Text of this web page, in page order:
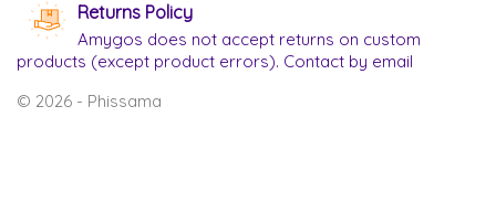
Returns Policy
Amygos does not accept returns on custom
products (except product errors). Contact by email
© 2026 - Phissama